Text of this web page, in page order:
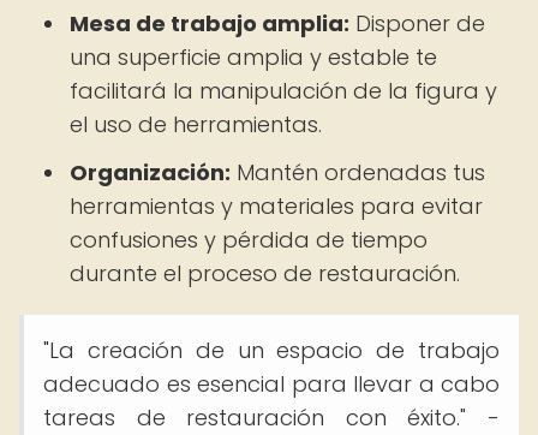
Mesa de trabajo amplia: Disponer de
una superficie amplia y estable te
facilitará la manipulación de la figura y
el uso de herramientas.
Organización: Mantén ordenadas tus
herramientas y materiales para evitar
confusiones y pérdida de tiempo
durante el proceso de restauración.
"La creación de un espacio de trabajo
adecuado es esencial para llevar a cabo
tareas de restauración con éxito." -